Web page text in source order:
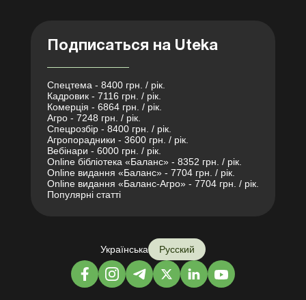
Подписаться на Uteka
Спецтема - 8400 грн. / рік.
Кадровик - 7116 грн. / рік.
Комерція - 6864 грн. / рік.
Агро - 7248 грн. / рік.
Спецрозбір - 8400 грн. / рік.
Агропорадники - 3600 грн. / рік.
Вебінари - 6000 грн. / рік.
Online бібліотека «Баланс» - 8352 грн. / рік.
Online видання «Баланс» - 7704 грн. / рік.
Online видання «Баланс-Агро» - 7704 грн. / рік.
Популярні статті
Українська Русский